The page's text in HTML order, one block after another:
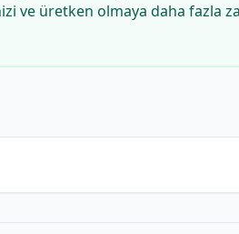
ve üretken olmaya daha fazla